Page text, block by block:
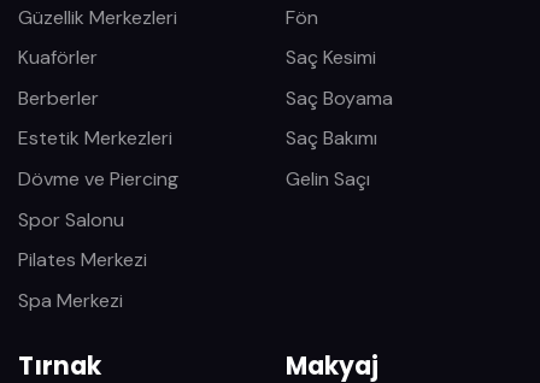
Güzellik Merkezleri
Kuaförler
Berberler
Estetik Merkezleri
Dövme ve Piercing
Spor Salonu
Pilates Merkezi
Spa Merkezi
Fön
Saç Kesimi
Saç Boyama
Saç Bakımı
Gelin Saçı
Tırnak Makyaj